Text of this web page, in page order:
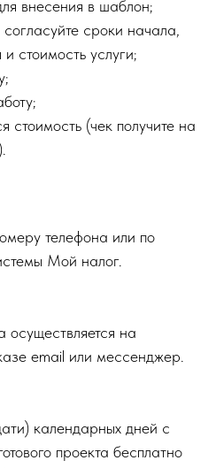
внесения в шаблон;
согласуйте сроки начала,
стоимость услуги;
стоимость (чек получите на
телефона или по
Мой налог.
осуществляется на
email или мессенджер.
календарных дней с
проекта бесплатно